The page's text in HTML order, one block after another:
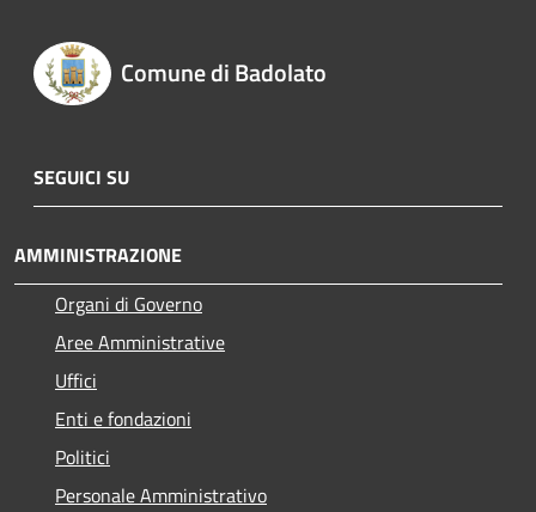
Comune di Badolato
SEGUICI SU
AMMINISTRAZIONE
Organi di Governo
Aree Amministrative
Uffici
Enti e fondazioni
Politici
Personale Amministrativo